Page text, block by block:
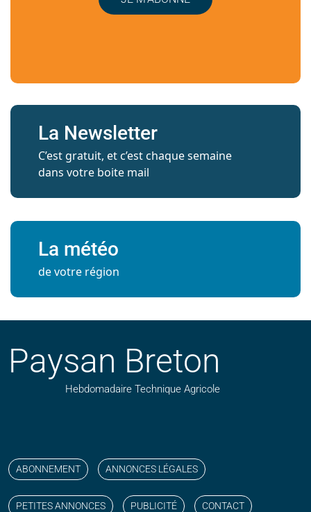
La Newsletter
C’est gratuit, et c’est chaque semaine
dans votre boite mail
La météo
de votre région
Paysan Breton
Hebdomadaire Technique Agricole
ABONNEMENT ANNONCES LÉGALES
PETITES ANNONCES PUBLICITÉ CONTACT